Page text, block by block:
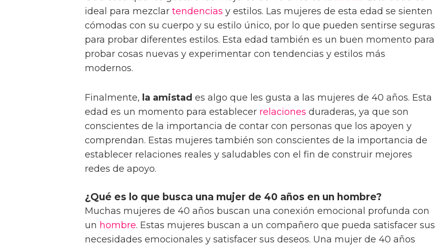
ideal para mezclar tendencias y estilos. Las mujeres de esta edad se sienten
cómodas con su cuerpo y su estilo único, por lo que pueden sentirse seguras
para probar diferentes estilos. Esta edad también es un buen momento para
probar cosas nuevas y experimentar con tendencias y estilos más
modernos.
Finalmente, la amistad es algo que les gusta a las mujeres de 40 años. Esta
edad es un momento para establecer relaciones duraderas, ya que son
conscientes de la importancia de contar con personas que los apoyen y
comprendan. Estas mujeres también son conscientes de la importancia de
establecer relaciones reales y saludables con el fin de construir mejores
redes de apoyo.
¿Qué es lo que busca una mujer de 40 años en un hombre?
Muchas mujeres de 40 años buscan una conexión emocional profunda con
un hombre. Estas mujeres buscan a un compañero que pueda satisfacer sus
necesidades emocionales y satisfacer sus deseos. Una mujer de 40 años